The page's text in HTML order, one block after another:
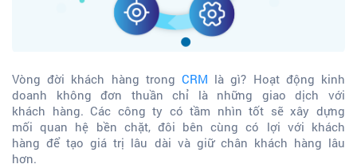
Vòng đời khách hàng trong CRM là gì? Hoạt động kinh
doanh không đơn thuần chỉ là những giao dịch với
khách hàng. Các công ty có tầm nhìn tốt sẽ xây dựng
mối quan hệ bền chặt, đôi bên cùng có lợi với khách
hàng để tạo giá trị lâu dài và giữ chân khách hàng lâu
hơn.